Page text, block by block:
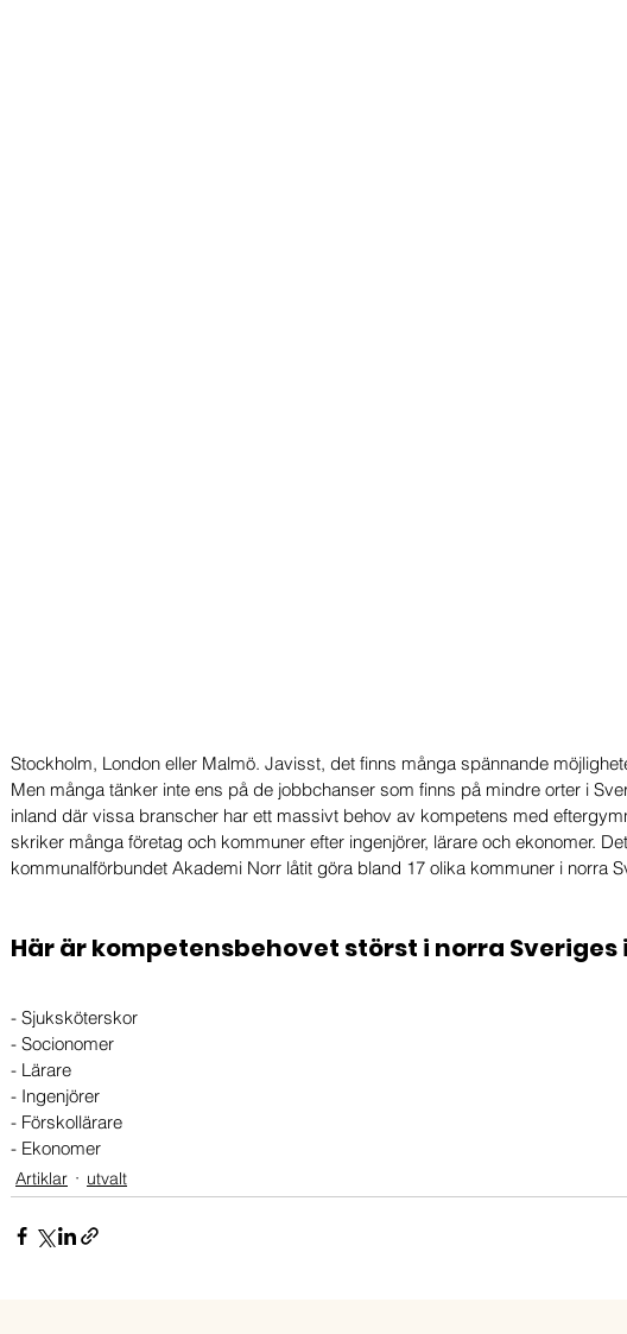
Stockholm, London eller Malmö. Javisst, det finns många spännande
Men många tänker inte ens på de jobbchanser som finns på mindre orter i
inland där vissa branscher har ett massivt behov av kompetens med
skriker många företag och kommuner efter ingenjörer, lärare och ekonomer.
kommunalförbundet Akademi Norr låtit göra bland 17 olika kommuner i norra
Här är kompetensbehovet störst i norra
- Sjuksköterskor
- Socionomer
- Lärare
- Ingenjörer
- Förskollärare
- Ekonomer
Artiklar utvalt